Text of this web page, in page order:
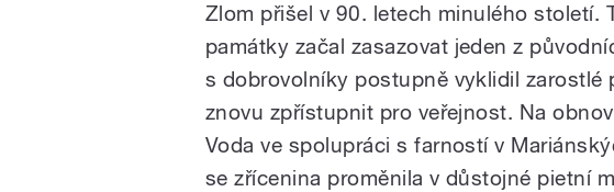
Zlom přišel v 90. letech minulého století.
památky začal zasazovat jeden z
s dobrovolníky postupně vyklidil zarostlé
znovu zpřístupnit pro veřejnost. Na
Voda ve spolupráci s farností v
se zřícenina proměnila v důstojné pietní